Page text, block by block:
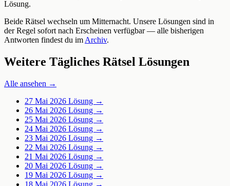
Lösung.
Beide Rätsel wechseln um Mitternacht. Unsere Lösungen sind in
der Regel sofort nach Erscheinen verfügbar — alle bisherigen
Antworten findest du im Archiv.
Weitere Tägliches Rätsel Lösungen
Alle ansehen →
27 Mai 2026 Lösung →
26 Mai 2026 Lösung →
25 Mai 2026 Lösung →
24 Mai 2026 Lösung →
23 Mai 2026 Lösung →
22 Mai 2026 Lösung →
21 Mai 2026 Lösung →
20 Mai 2026 Lösung →
19 Mai 2026 Lösung →
18 Mai 2026 Lösung →